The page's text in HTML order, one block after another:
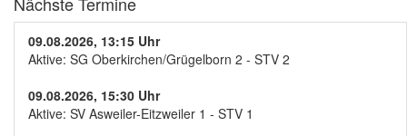
09.08.2026, 13:15 Uhr
Aktive: SG Oberkirchen/Grügelborn 2 - STV 2
09.08.2026, 15:30 Uhr
Aktive: SV Asweiler-Eitzweiler 1 - STV 1